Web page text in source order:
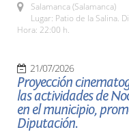
Salamanca (Salamanca)
Lugar: Patio de la Salina.
Hora: 22:00 h.
21/07/2026
Proyección
las actividades de
en el municipio,
Diputación.